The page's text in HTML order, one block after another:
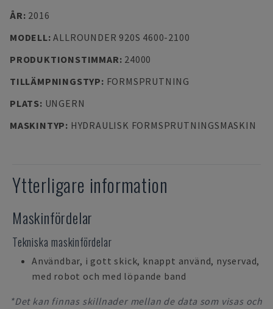
ÅR: 2016
MODELL:ALLROUNDER 920S 4600-2100
PRODUKTIONSTIMMAR: 24000
TILLÄMPNINGSTYP: FORMSPRUTNING
PLATS: UNGERN
MASKINTYP: HYDRAULISK FORMSPRUTNINGSMASKIN
Ytterligare information
Maskinfördelar
Tekniska maskinfördelar
Användbar, i gott skick, knappt använd, nyservad,
med robot och med löpande band
*Det kan finnas skillnader mellan de data som visas och